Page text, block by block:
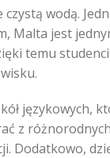
wodą.
Malta jest
temu
językowych,
z
Dodatkowo,